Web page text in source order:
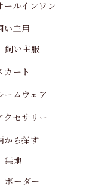
ールインワン
い主用
飼い主服
カート
ームウェア
クセサリー
から探す
無地
ボーダー